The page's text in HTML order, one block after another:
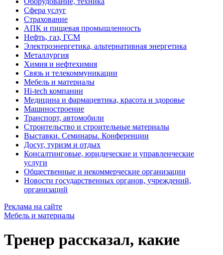
Сфера услуг
Страхование
АПК и пищевая промышленность
Нефть, газ, ГСМ
Электроэнергетика, альтернативная энергетика
Металлургия
Химия и нефтехимия
Связь и телекоммуникации
Мебель и материалы
Hi-tech компании
Медицина и фармацевтика, красота и здоровье
Машиностроение
Транспорт, автомобили
Строительство и строительные материалы
Выставки. Семинары. Конференции
Досуг, туризм и отдых
Консалтинговые, юридические и управленческие
услуги
Общественные и некоммерческие организации
Новости государственных органов, учреждений,
организаций
Реклама на сайте
Мебель и материалы
Тренер рассказал, какие